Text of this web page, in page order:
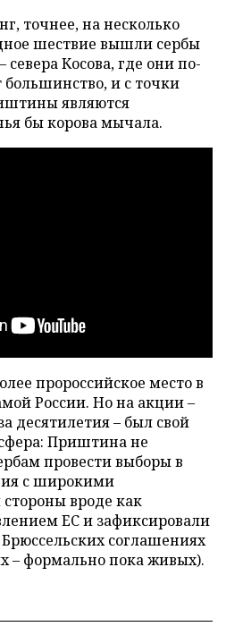
точнее, на несколько
шествие вышли сербы
Косова, где они по-
и с точки
являются
бы корова мычала.
пророссийское место в
России. Но на акции –
десятилетия – был свой
Приштина не
провести выборы в
с широкими
вроде как
ЕС и зафиксировали
соглашениях
– формально пока живых).